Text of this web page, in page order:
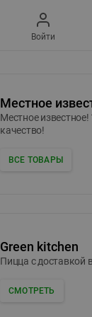
Войти
Местное
Местное известное!
качество!
ВСЕ ТОВАРЫ
Green kitchen
Пицца c доставкой
СМОТРЕТЬ